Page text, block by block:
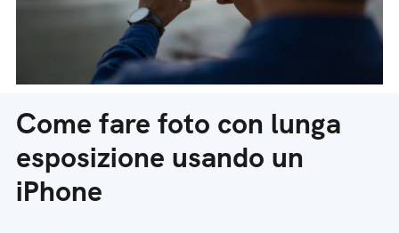
Come fare foto con lunga
esposizione usando un
iPhone